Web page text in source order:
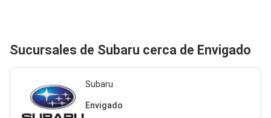
Sucursales de Subaru cerca de Envigado
Subaru
Envigado